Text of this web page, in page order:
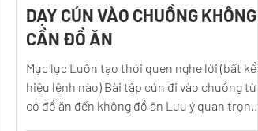
DẠY CÚN VÀO CHUỒNG KHÔNG
CẦN ĐỒ ĂN
Mục lục Luôn tạo thói quen nghe lời (bất kể
hiệu lệnh nào) Bài tập cún đi vào chuồng từ
có đồ ăn đến không đồ ăn Lưu ý quan trọng